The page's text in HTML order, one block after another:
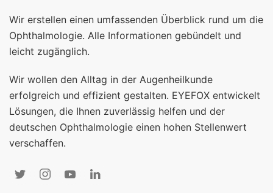
Wir erstellen einen umfassenden Überblick rund um die
Ophthalmologie. Alle Informationen gebündelt und
leicht zugänglich.
Wir wollen den Alltag in der Augenheilkunde
erfolgreich und effizient gestalten. EYEFOX entwickelt
Lösungen, die Ihnen zuverlässig helfen und der
deutschen Ophthalmologie einen hohen Stellenwert
verschaffen.